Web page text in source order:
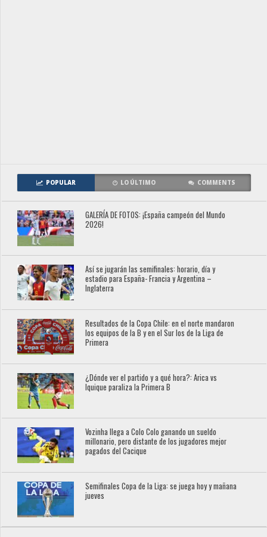
POPULAR LO ÚLTIMO COMMENTS
GALERÍA DE FOTOS: ¡España campeón del Mundo
2026!
Así se jugarán las semifinales: horario, día y
estadio para España- Francia y Argentina –
Inglaterra
Resultados de la Copa Chile: en el norte mandaron
los equipos de la B y en el Sur los de la Liga de
Primera
¿Dónde ver el partido y a qué hora?: Arica vs
Iquique paraliza la Primera B
Vozinha llega a Colo Colo ganando un sueldo
millonario, pero distante de los jugadores mejor
pagados del Cacique
Semifinales Copa de la Liga: se juega hoy y mañana
jueves